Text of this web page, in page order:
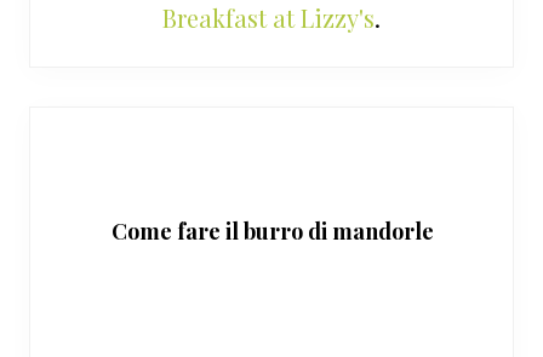
Breakfast at Lizzy's.
Come fare il burro di mandorle